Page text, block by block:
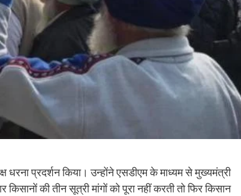
धरना प्रदर्शन किया। उन्होंने एसडीएम के माध्यम से मुख्यमंत्री
की तीन सूत्री मांगों को पूरा नहीं करती तो फिर किसान